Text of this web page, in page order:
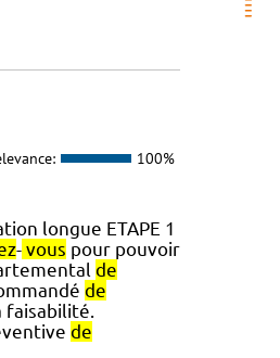
100%
longue ETAPE 1
- vous pour pouvoir
de
de
faisabilité.
de